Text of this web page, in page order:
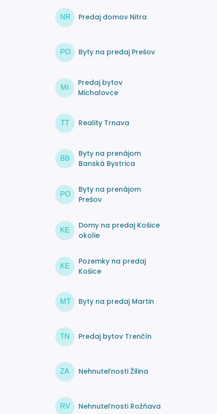
NR Predaj domov Nitra
PO Byty na predaj Prešov
MI
Predaj bytov
Michalovce
TT Reality Trnava
BB
Byty na prenájom
Banská Bystrica
PO
Byty na prenájom
Prešov
KE
Domy na predaj Košice
okolie
KE
Pozemky na predaj
Košice
MT Byty na predaj Martin
TN Predaj bytov Trenčín
ZA Nehnuteľnosti Žilina
RV Nehnuteľnosti Rožňava